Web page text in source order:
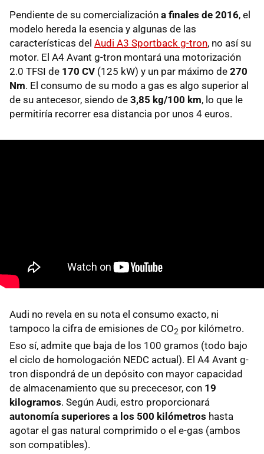
Pendiente de su comercialización a finales de 2016, el
modelo hereda la esencia y algunas de las
características del Audi A3 Sportback g-tron, no así su
motor. El A4 Avant g-tron montará una motorización
2.0 TFSI de 170 CV (125 kW) y un par máximo de 270
Nm. El consumo de su modo a gas es algo superior al
de su antecesor, siendo de 3,85 kg/100 km, lo que le
permitiría recorrer esa distancia por unos 4 euros.
Audi no revela en su nota el consumo exacto, ni
tampoco la cifra de emisiones de CO2 por kilómetro.
Eso sí, admite que baja de los 100 gramos (todo bajo
el ciclo de homologación NEDC actual). El A4 Avant g-
tron dispondrá de un depósito con mayor capacidad
de almacenamiento que su prececesor, con 19
kilogramos. Según Audi, estro proporcionará
autonomía superiores a los 500 kilómetros hasta
agotar el gas natural comprimido o el e-gas (ambos
son compatibles).